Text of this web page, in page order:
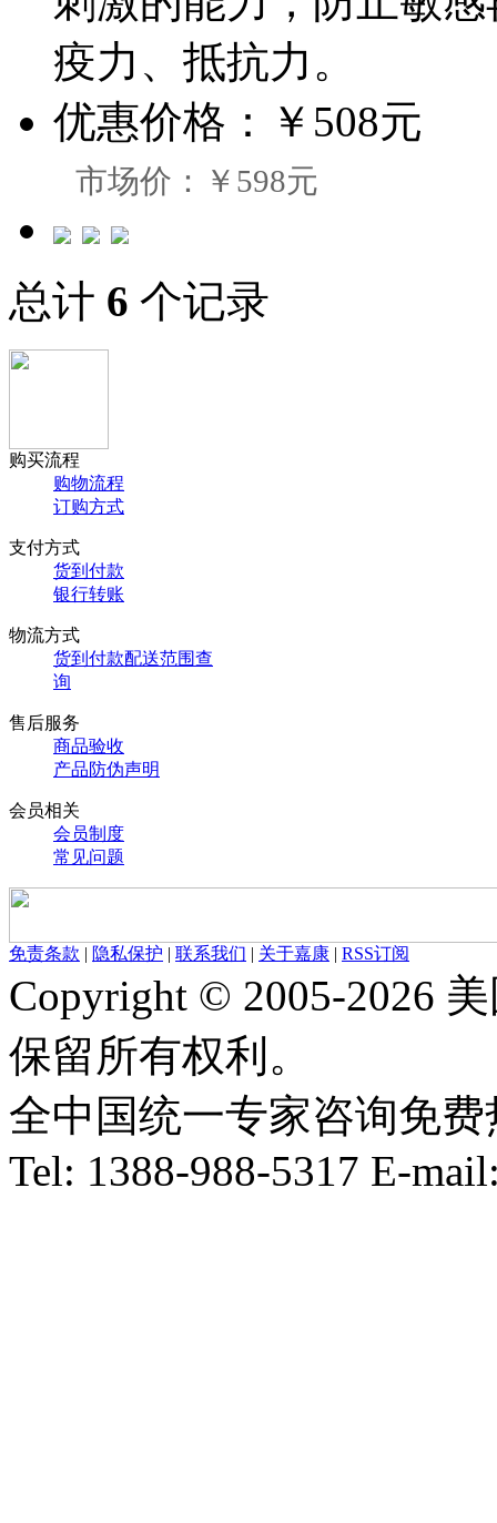
疫力、抵抗力。
优惠价格：
￥508元
市场价：￥598元
总计 6 个记录
购买流程
购物流程
订购方式
支付方式
货到付款
银行转账
物流方式
货到付款配送范围查
询
售后服务
商品验收
产品防伪声明
会员相关
会员制度
常见问题
免责条款 隐私保护 联系我们 关于嘉康 RSS订阅
Copyright © 2005-2026
保留所有权利。
全中国统一专家咨询免费
Tel: 1388-988-5317 E-